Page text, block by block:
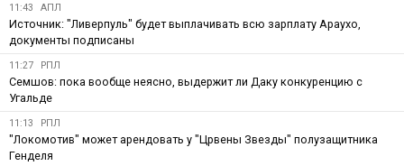
11:43 АПЛ
Источник: "Ливерпуль" будет выплачивать всю зарплату Араухо,
документы подписаны
11:27 РПЛ
Семшов: пока вообще неясно, выдержит ли Даку конкуренцию с
Угальде
11:13 РПЛ
"Локомотив" может арендовать у "Црвены Звезды" полузащитника
Генделя